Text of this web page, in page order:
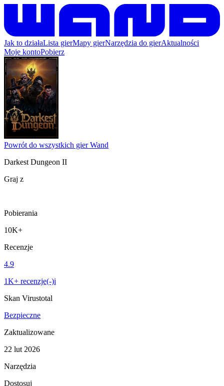
Jak to działaLista gierMapy gierNarzędzia do gierAktualności
Moje kontoPobierz
Powrót do wszystkich gier Wand
Darkest Dungeon II
Graj z
Pobierania
10K+
Recenzje
4.9
1K+ recenzje(-)i
Skan Virustotal
Bezpieczne
Zaktualizowane
22 lut 2026
Narzędzia
Dostosuj